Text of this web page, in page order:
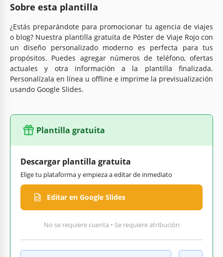
Sobre esta plantilla
¿Estás preparándote para promocionar tu agencia de viajes
o blog? Nuestra plantilla gratuita de Póster de Viaje Rojo con
un diseño personalizado moderno es perfecta para tus
propósitos. Puedes agregar números de teléfono, ofertas
actuales y otra información a la plantilla finalizada.
Personalízala en línea u offline e imprime la previsualización
usando Google Slides.
Plantilla gratuita
Descargar plantilla gratuita
Elige tu plataforma y empieza a editar de inmediato
Editar en Google Slides
No se requiere cuenta • Se requiere atribución